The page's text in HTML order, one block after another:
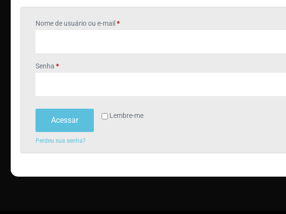
Nome de usuário ou e-mail *
Senha *
Lembre-me
Acessar
Perdeu sua senha?